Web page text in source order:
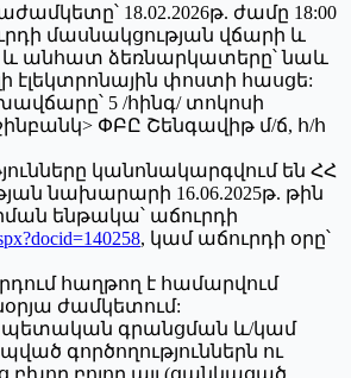
18.02.2026թ. ժամը 18:00
մասնակցության վճարի և
անհատ ձեռնարկատերը՝ նաև
փոստի հասցե:
5 /հինգ/ տոկոսի
ՓԲԸ Շենգավիթ մ/ճ, հ/հ
կանոնակարգվում են ՀՀ
նախարարի 16.06.2025թ. թին
ենթակա՝ աճուրդի
, կամ աճուրդի օրը՝
հաղթող է համարվում
ժամկետում:
պետական գրանցման և/կամ
գործողություններն ու
բոլոր այլ (ցանկացած